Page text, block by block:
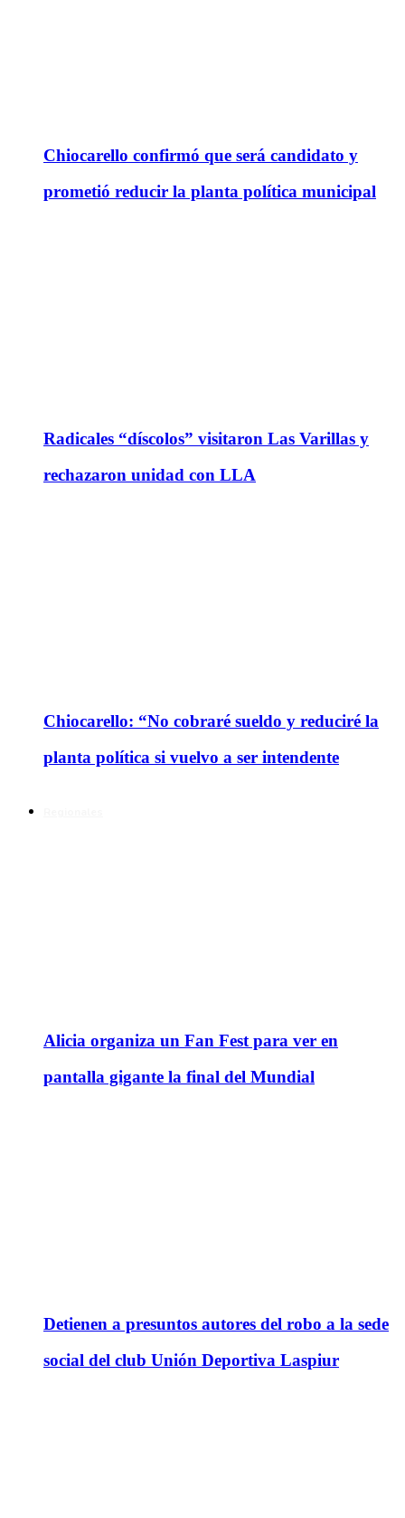
Chiocarello confirmó que será candidato y
prometió reducir la planta política municipal
Radicales “díscolos” visitaron Las Varillas y
rechazaron unidad con LLA
Chiocarello: “No cobraré sueldo y reduciré la
planta política si vuelvo a ser intendente
Alicia organiza un Fan Fest para ver en
pantalla gigante la final del Mundial
Detienen a presuntos autores del robo a la sede
social del club Unión Deportiva Laspiur